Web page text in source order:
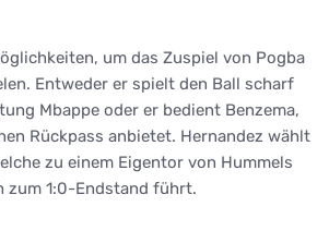
um das Zuspiel von Pogba
Entweder er spielt den Ball scharf
Mbappe oder er bedient Benzema,
Rückpass anbietet. Hernandez wählt
zu einem Eigentor von Hummels
zum 1:0-Endstand führt.